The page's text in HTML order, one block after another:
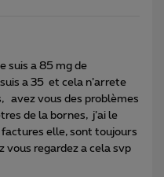
suis a 85 mg de
a 35 et cela n’arrete
avez vous des problèmes
de la bornes, j’ai le
elle, sont toujours
regardez a cela svp